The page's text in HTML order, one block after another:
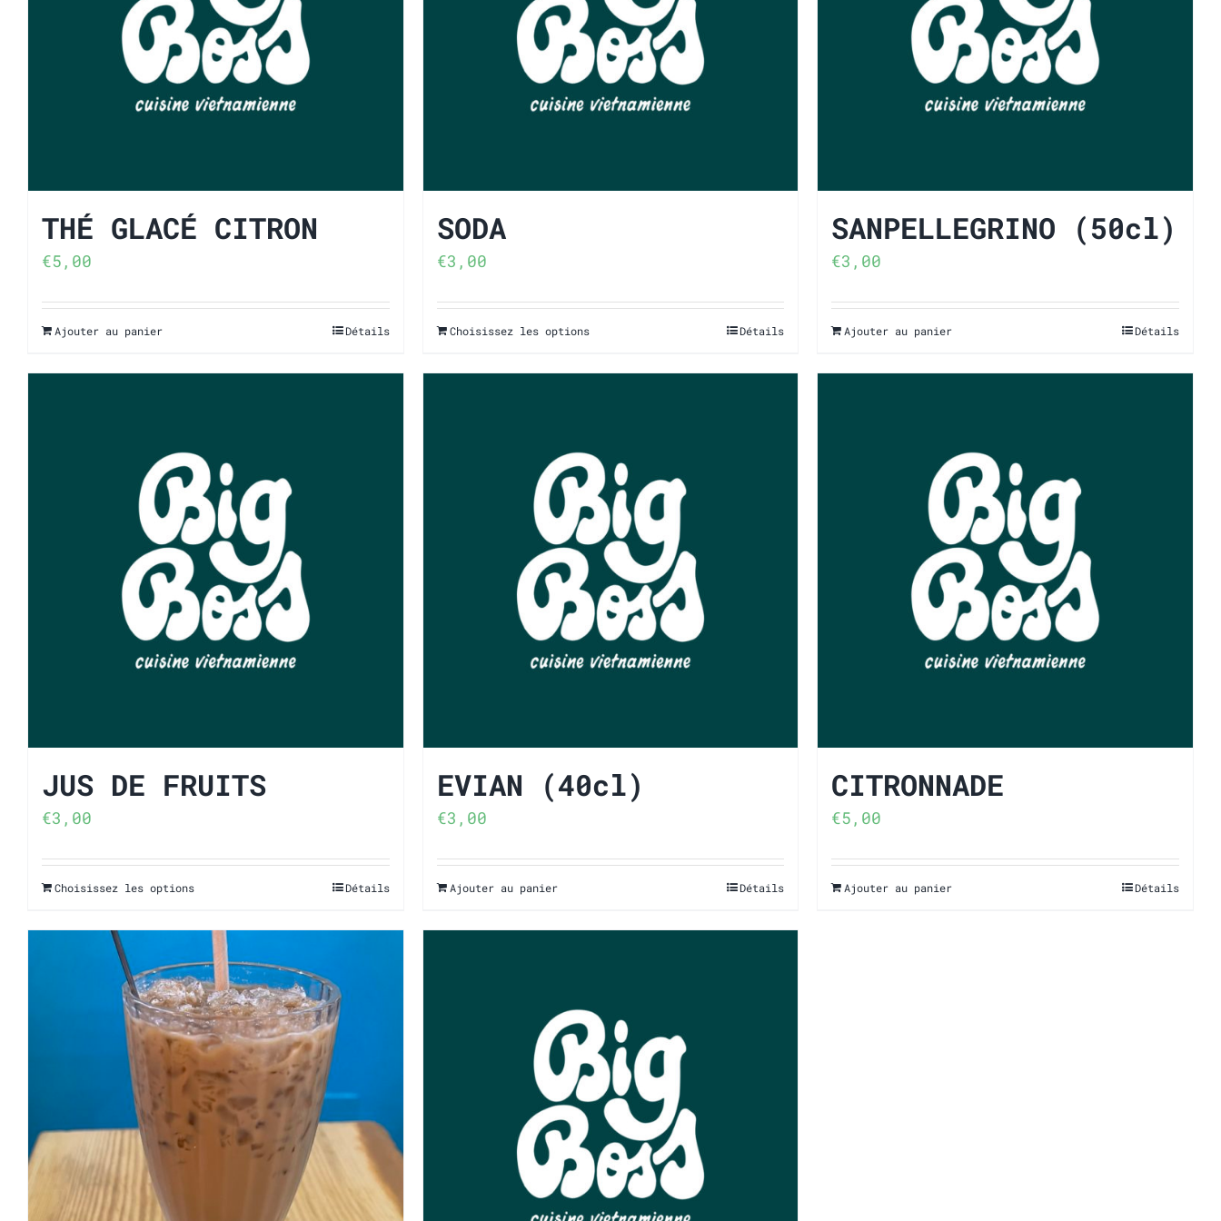
THÉ GLACÉ CITRON
€5,00
Ajouter au panier Détails
SODA
€3,00
Choisissez les options Détails
SANPELLEGRINO (50cl)
€3,00
Ajouter au panier Détails
JUS DE FRUITS
€3,00
Choisissez les options Détails
EVIAN (40cl)
€3,00
Ajouter au panier Détails
CITRONNADE
€5,00
Ajouter au panier Détails